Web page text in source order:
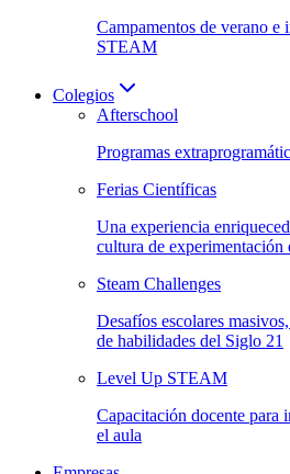
Campamentos de verano e
STEAM
Colegios
Afterschool
Programas
Ferias Científicas
Una experiencia
cultura de experimentación
Steam Challenges
Desafíos escolares
de habilidades del Siglo 21
Level Up STEAM
Capacitación docente
el aula